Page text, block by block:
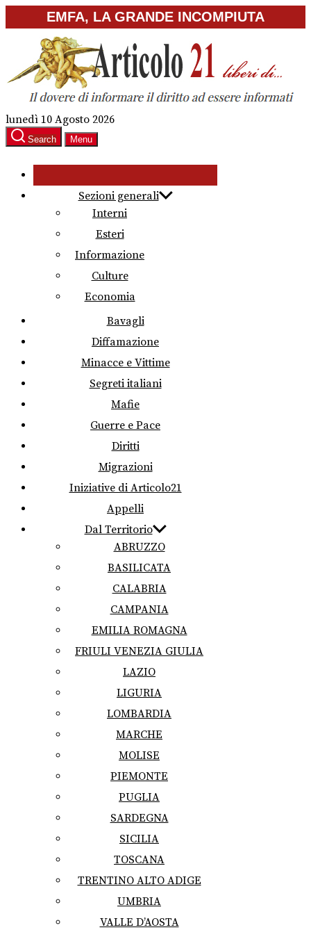
to
content
EMFA, LA GRANDE INCOMPIUTA
lunedì 10 Agosto 2026
Search Menu
Sezioni generali
Interni
Esteri
Informazione
Culture
Economia
Bavagli
Diffamazione
Minacce e Vittime
Segreti italiani
Mafie
Guerre e Pace
Diritti
Migrazioni
Iniziative di Articolo21
Appelli
Dal Territorio
ABRUZZO
BASILICATA
CALABRIA
CAMPANIA
EMILIA ROMAGNA
FRIULI VENEZIA GIULIA
LAZIO
LIGURIA
LOMBARDIA
MARCHE
MOLISE
PIEMONTE
PUGLIA
SARDEGNA
SICILIA
TOSCANA
TRENTINO ALTO ADIGE
UMBRIA
VALLE D’AOSTA